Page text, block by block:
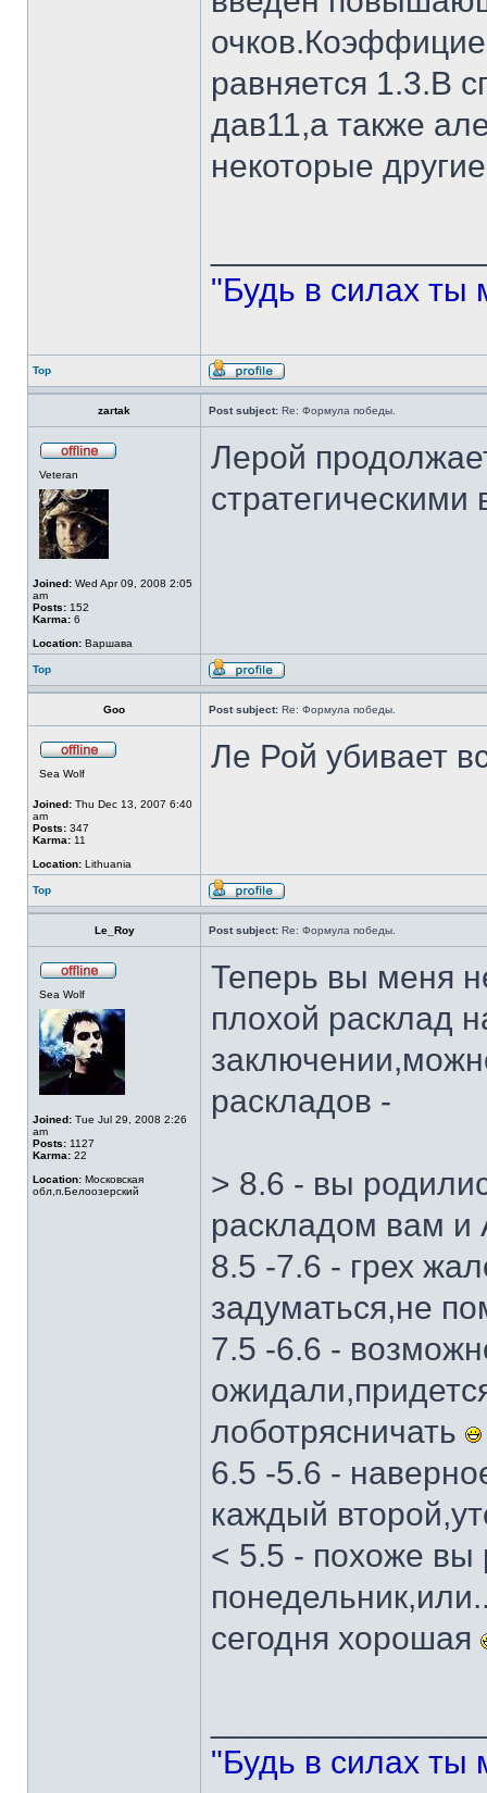
равняется 1.3.В
дав11,а также
некоторые
"Будь в силах ты
Top
zartak Post subject: Re: Формула победы.
Veteran
Joined: Wed Apr 09, 2008 2:05
am
Posts: 152
Karma: 6
Location: Варшава
Лерой
Top
Goo Post subject: Re: Формула победы.
Sea Wolf
Joined: Thu Dec 13, 2007 6:40
am
Posts: 347
Karma: 11
Location: Lithuania
Ле Рой убивает
Top
Le_Roy Post subject: Re: Формула победы.
Sea Wolf
Joined: Tue Jul 29, 2008 2:26
am
Posts: 1127
Karma: 22
Location: Московская
обл,п.Белоозерский
Теперь вы меня
плохой расклад
раскладов -
> 8.6 - вы
раскладом вам
8.5 -7.6 - грех
задуматься,не
7.5 -6.6 -
лоботрясничать
6.5 -5.6 -
каждый
< 5.5 - похоже вы
сегодня хорошая
"Будь в силах ты